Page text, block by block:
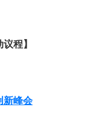
程】
新峰会